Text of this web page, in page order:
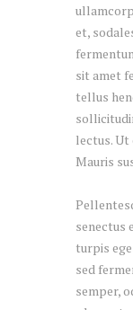
et,
sit amet
tellus
lectus. Ut
Mauris
senectus
turpis
sed
semper,